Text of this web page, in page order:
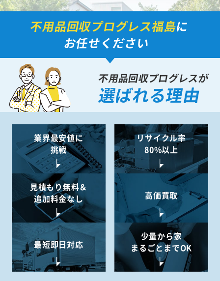
不用品回収プログレス福島に
お任せください
不用品回収プログレスが
選ばれる理由
業界最安値に
挑戦
リサイクル率
80%以上
見積もり無料＆
追加料金なし
高価買取
最短即日対応
少量から家
まるごとまでOK